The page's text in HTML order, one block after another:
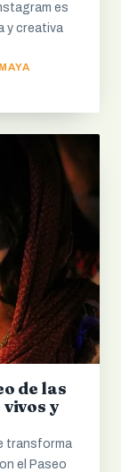
es
y creativa
de las
y
transforma
el Paseo